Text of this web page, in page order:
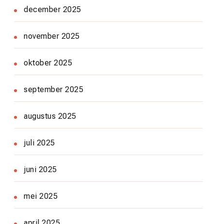
december 2025
november 2025
oktober 2025
september 2025
augustus 2025
juli 2025
juni 2025
mei 2025